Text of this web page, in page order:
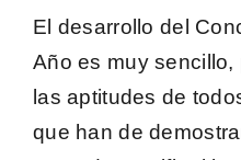
El desarrollo del
Año es muy
las aptitudes de
que han de